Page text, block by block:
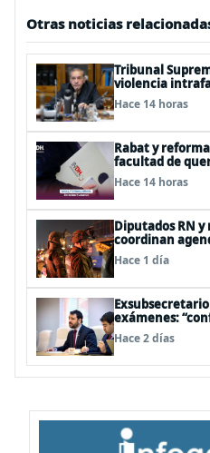
Otras noticias
Tribunal
violencia
senador Fidel
Hace 14 horas
Rabat y
facultad de
“consultivo”
Hace 14 horas
Diputados RN
coordinan
de proyectos
Hace 1 día
exámenes:
dicho que no
Hace 2 días